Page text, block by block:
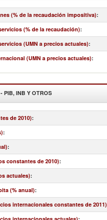
(% de la recaudación impositiva):
(% de la recaudación):
(UMN a precios actuales):
(UMN a precios actuales):
PIB, INB Y OTROS
de 2010):
:
:
constantes de 2010):
actuales):
(% anual):
internacionales constantes de 2011)